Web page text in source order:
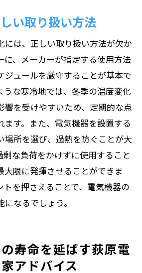
い取り扱い方法
には、正しい取り扱い方法が欠か
に、メーカーが指定する使用方法
ジュールを厳守することが基本で
うな寒冷地では、冬季の温度変化
響を受けやすいため、定期的な点
ます。また、電気機器を設置する
場所を選び、過熱を防ぐことが大
剰な負荷をかけずに使用すること
大限に発揮させることができま
トを押さえることで、電気機器の
なるでしょう。
寿命を延ばす荻原電
アドバイス